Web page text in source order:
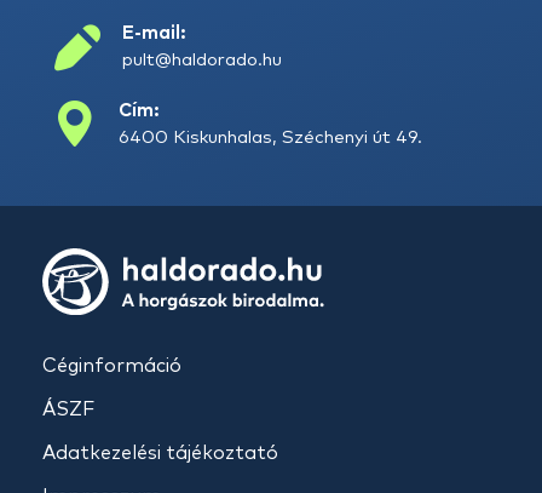
E-mail:
pult@haldorado.hu
Cím:
6400 Kiskunhalas, Széchenyi út 49.
Céginformáció
ÁSZF
Adatkezelési tájékoztató